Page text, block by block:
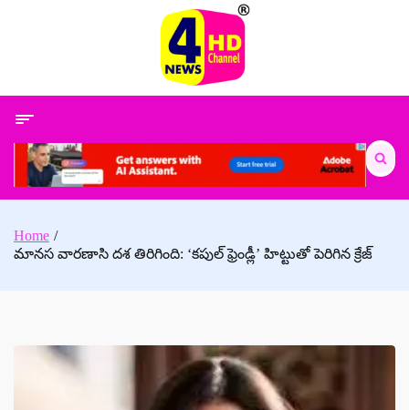
Search
for:
Home
మానస వారణాసి దశ తిరిగింది: ‘కపుల్ ఫ్రెండ్లీ’ హిట్టుతో పెరిగిన క్రేజ్